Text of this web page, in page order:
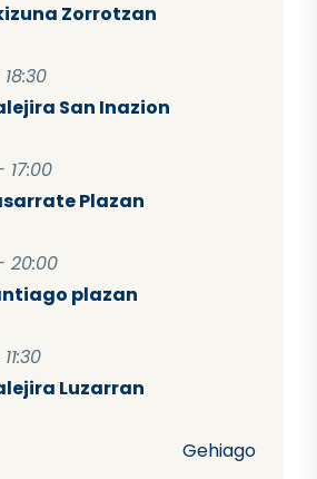
Zorrotzan
San Inazion
Plazan
20:00
plazan
Luzarran
Gehiago